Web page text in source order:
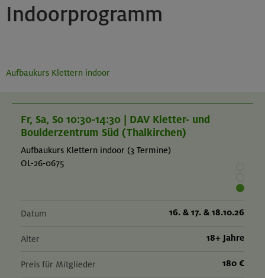
Indoorprogramm
Aufbaukurs Klettern indoor
Fr, Sa, So 10:30-14:30 | DAV Kletter- und
Boulderzentrum Süd (Thalkirchen)
Aufbaukurs Klettern indoor (3 Termine)
OL-26-0675
Datum 16. & 17. & 18.10.26
Alter 18+ Jahre
Preis für Mitglieder 180 €